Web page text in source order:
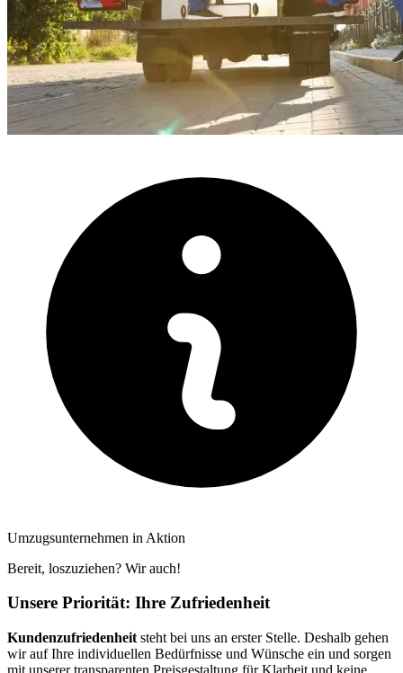
Umzugsunternehmen in Aktion
Bereit, loszuziehen? Wir auch!
Unsere Priorität: Ihre Zufriedenheit
Kundenzufriedenheit steht bei uns an erster Stelle. Deshalb gehen
wir auf Ihre individuellen Bedürfnisse und Wünsche ein und sorgen